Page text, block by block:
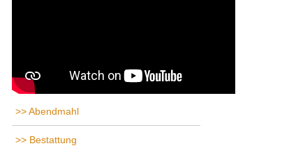
Abendmahl
Bestattung